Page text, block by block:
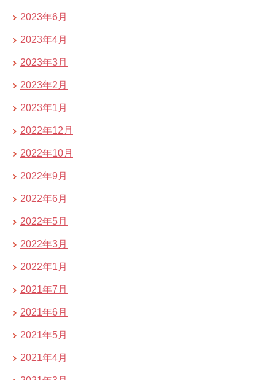
2023年6月
2023年4月
2023年3月
2023年2月
2023年1月
2022年12月
2022年10月
2022年9月
2022年6月
2022年5月
2022年3月
2022年1月
2021年7月
2021年6月
2021年5月
2021年4月